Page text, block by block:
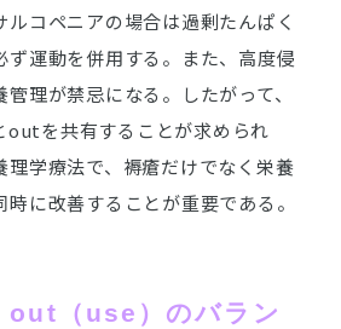
ルコペニアの場合は過剰たんぱく
ず運動を併用する。また、高度侵
理が禁忌になる。したがって、
outを共有することが求められ
理学療法で、褥瘡だけでなく栄養
に改善することが重要である。
（use）のバラン